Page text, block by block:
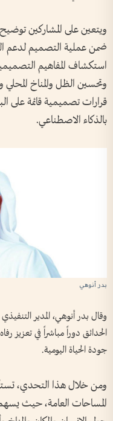
ويتعين على المشاركين
ضمن عملية التصميم لدعم
استكشاف المفاهيم
وتحسين الظل والمناخ المحلي
قرارات تصميمية قائمة على
بالذكاء الاصطناعي.
بدر أنوهي
وقال بدر أنوهي، المدير
الحدائق دوراً مباشراً في تعزيز
جودة الحياة اليومية.
ومن خلال هذا التحدي،
المساحات العامة، حيث